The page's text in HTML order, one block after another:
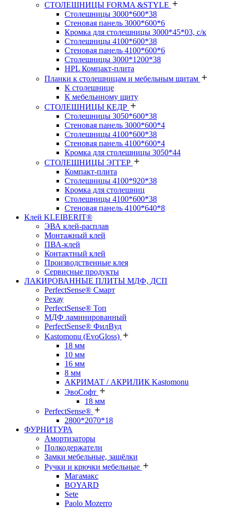
СТОЛЕШНИЦЫ FORMA &STYLE
Столешницы 3000*600*38
Стеновая панель 3000*600*6
Кромка для столешницы 3000*45*03, с/к
Столешницы 4100*600*38
Стеновая панель 4100*600*6
Столешницы 3000*1200*38
HPL Компакт-плита
Планки к столешницам и мебельным щитам
К столешнице
К мебельнному щиту
СТОЛЕШНИЦЫ КЕДР
Столешницы 3050*600*38
Стеновая панель 3000*600*4
Столешницы 4100*600*38
Стеновая панель 4100*600*4
Кромка для столешницы 3050*44
СТОЛЕШНИЦЫ ЭГГЕР
Компакт-плита
Столешницы 4100*920*38
Кромка для столешниц
Столешницы 4100*600*38
Стеновая панель 4100*640*8
Клей KLEIBERIT®
ЭВА клей-расплав
Монтажный клей
ПВА-клей
Контактный клей
Производственные клея
Сервисные продукты
ЛАКИРОВАННЫЕ ПЛИТЫ МДФ, ДСП
PerfectSense® Смарт
Рехау
PerfectSense® Топ
МДФ ламинированный
PerfectSense® ФилВуд
Kastomonu (EvoGloss)
18 мм
10 мм
16 мм
8 мм
АКРИМАТ / АКРИЛИК Kastomonu
ЭвоСофт
18 мм
PerfectSense®
2800*2070*18
ФУРНИТУРА
Амортизаторы
Полкодержатели
Замки мебельные, защёлки
Ручки и крючки мебельные
Магамакс
BOYARD
Sete
Paolo Mozerro